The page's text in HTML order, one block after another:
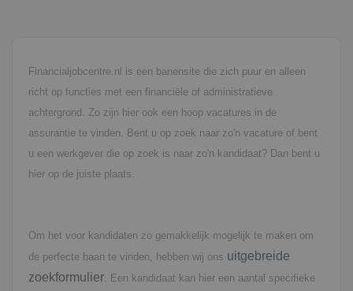
Financialjobcentre.nl is een banensite die zich puur en alleen
richt op functies met een financiële of administratieve
achtergrond. Zo zijn hier ook een hoop vacatures in de
assurantie te vinden. Bent u op zoek naar zo'n vacature of bent
u een werkgever die op zoek is naar zo'n kandidaat? Dan bent u
hier op de juiste plaats.
Om het voor kandidaten zo gemakkelijk mogelijk te maken om
de perfecte baan te vinden, hebben wij ons uitgebreide
zoekformulier. Een kandidaat kan hier een aantal specifieke